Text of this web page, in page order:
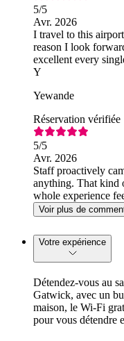
5/5
Avr. 2026
I travel to this
reason I look
excellent every
Y
Yewande
Réservation vérifiée
5/5
Avr. 2026
Staff proactively
anything. That kind
whole experience
Voir plus de
Votre expérience
Détendez-vous au
Gatwick, avec un
maison, le Wi-Fi
pour vous détendre